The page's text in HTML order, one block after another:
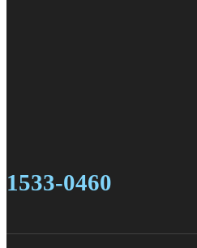
1533-0460